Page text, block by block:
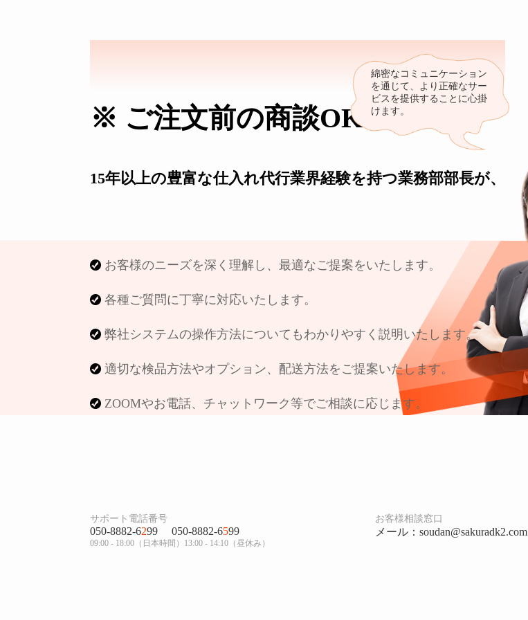
SAKURADK2
※ ご注文前の商談OK
15年以上の豊富な仕入れ代行業界経験を持つ業務部部長が、
お客様のニーズを深く理解し、最適なご提案をいたします。
各種ご質問に丁寧に対応いたします。
弊社システムの操作方法についてもわかりやすく説明いたします。
適切な検品方法やオプション、配送方法をご提案いたします。
ZOOMやお電話、チャットワーク等でご相談に応じます。
綿密なコミュニケーション
を通じて、より正確なサー
ビスを提供することに心掛
けます。
サポート電話番号
050-8882-6299 050-8882-6599
09:00 - 18:00（日本時間）13:00 - 14:10（昼休み）
お客様相談窓口
メール：soudan@sakuradk2.com